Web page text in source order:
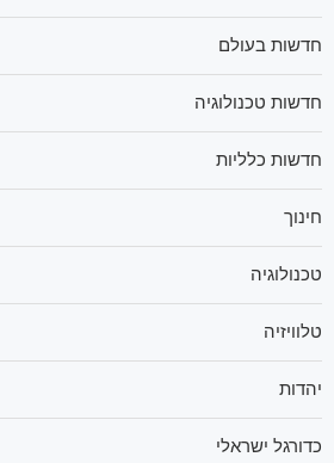
חדשות בעולם
חדשות טכנולוגיה
חדשות כלליות
חינוך
טכנולוגיה
טלוויזיה
יהדות
כדורגל ישראלי